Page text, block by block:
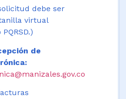
debe ser
virtual
de